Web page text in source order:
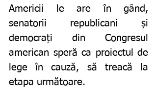
Americii le are în gând,
senatorii republicani și
democrați din Congresul
american speră ca proiectul de
lege în cauză, să treacă la
etapa următoare.